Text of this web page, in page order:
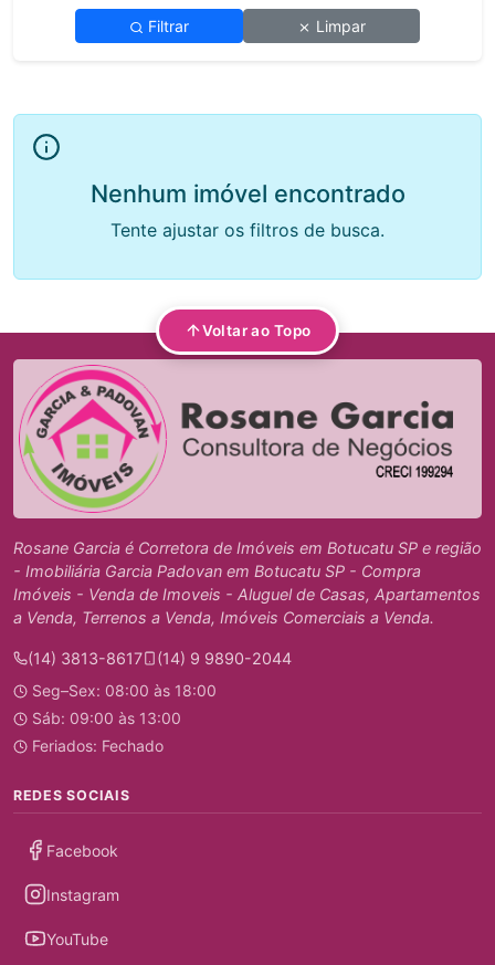
Filtrar Limpar
Nenhum imóvel encontrado
Tente ajustar os filtros de busca.
Voltar ao Topo
Rosane Garcia é Corretora de Imóveis em Botucatu SP e região
- Imobiliária Garcia Padovan em Botucatu SP - Compra
Imóveis - Venda de Imoveis - Aluguel de Casas, Apartamentos
a Venda, Terrenos a Venda, Imóveis Comerciais a Venda.
(14) 3813-8617
(14) 9 9890-2044
Seg–Sex: 08:00 às 18:00
Sáb: 09:00 às 13:00
Feriados: Fechado
REDES SOCIAIS
Facebook
Instagram
YouTube